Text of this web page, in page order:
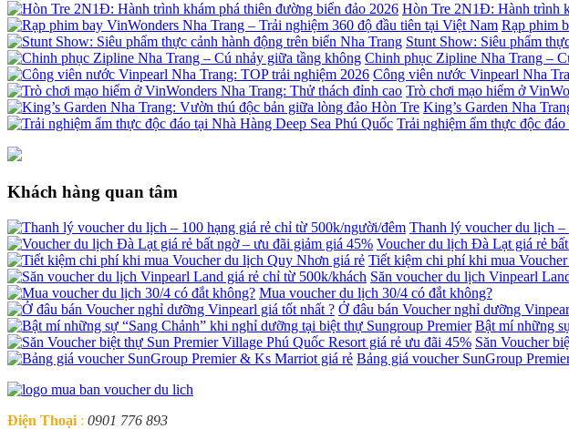
Hòn Tre 2N1Đ: Hành trình
Rạp phim
Stunt Show: Siêu phẩm
Chinh phục Zipline Nha Trang –
Công viên nước Vinpearl Nha
Trò chơi mạo hiểm ở
King’s Garden Nha
Trải nghiệm ẩm thực độc
Khách hàng quan tâm
Thanh lý voucher du lịch
Voucher du lịch Đà Lạt giá rẻ
Tiết kiệm chi phí khi mua
Săn voucher du lịch Vinpearl
Mua voucher du lịch 30/4 có đắt không?
Ở đâu bán Voucher nghỉ dưỡng
Bật mí những
Săn Voucher
Bảng giá voucher SunGroup
Điện Thoại : 0901 776 893